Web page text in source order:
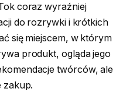
coraz wyraźniej
do rozrywki i krótkich
się miejscem, w którym
produkt, ogląda jego
twórców, ale
zakup.